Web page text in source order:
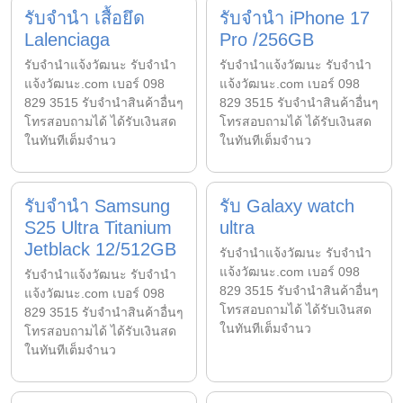
รับจำนำ เสื้อยึด
Lalenciaga
รับจํานําแจ้งวัฒนะ รับจํานํา
แจ้งวัฒนะ.com เบอร์ 098
829 3515 รับจำนำสินค้าอื่นๆ
โทรสอบถามได้ ได้รับเงินสด
ในทันทีเต็มจำนว
รับจำนำ iPhone 17
Pro /256GB
รับจํานําแจ้งวัฒนะ รับจํานํา
แจ้งวัฒนะ.com เบอร์ 098
829 3515 รับจำนำสินค้าอื่นๆ
โทรสอบถามได้ ได้รับเงินสด
ในทันทีเต็มจำนว
รับจำนำ Samsung
S25 Ultra Titanium
Jetblack 12/512GB
รับจํานําแจ้งวัฒนะ รับจํานํา
แจ้งวัฒนะ.com เบอร์ 098
829 3515 รับจำนำสินค้าอื่นๆ
โทรสอบถามได้ ได้รับเงินสด
ในทันทีเต็มจำนว
รับ Galaxy watch
ultra
รับจํานําแจ้งวัฒนะ รับจํานํา
แจ้งวัฒนะ.com เบอร์ 098
829 3515 รับจำนำสินค้าอื่นๆ
โทรสอบถามได้ ได้รับเงินสด
ในทันทีเต็มจำนว